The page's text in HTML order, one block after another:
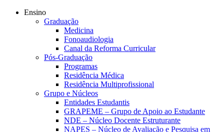
Ensino
Graduação
Medicina
Fonoaudiologia
Canal da Reforma Curricular
Pós-Graduação
Programas
Residência Médica
Residência Multiprofissional
Grupo e Núcleos
Entidades Estudantis
GRAPEME – Grupo de Apoio ao Estudante
NDE – Núcleo Docente Estruturante
NAPES – Núcleo de Avaliação e Pesquisa em